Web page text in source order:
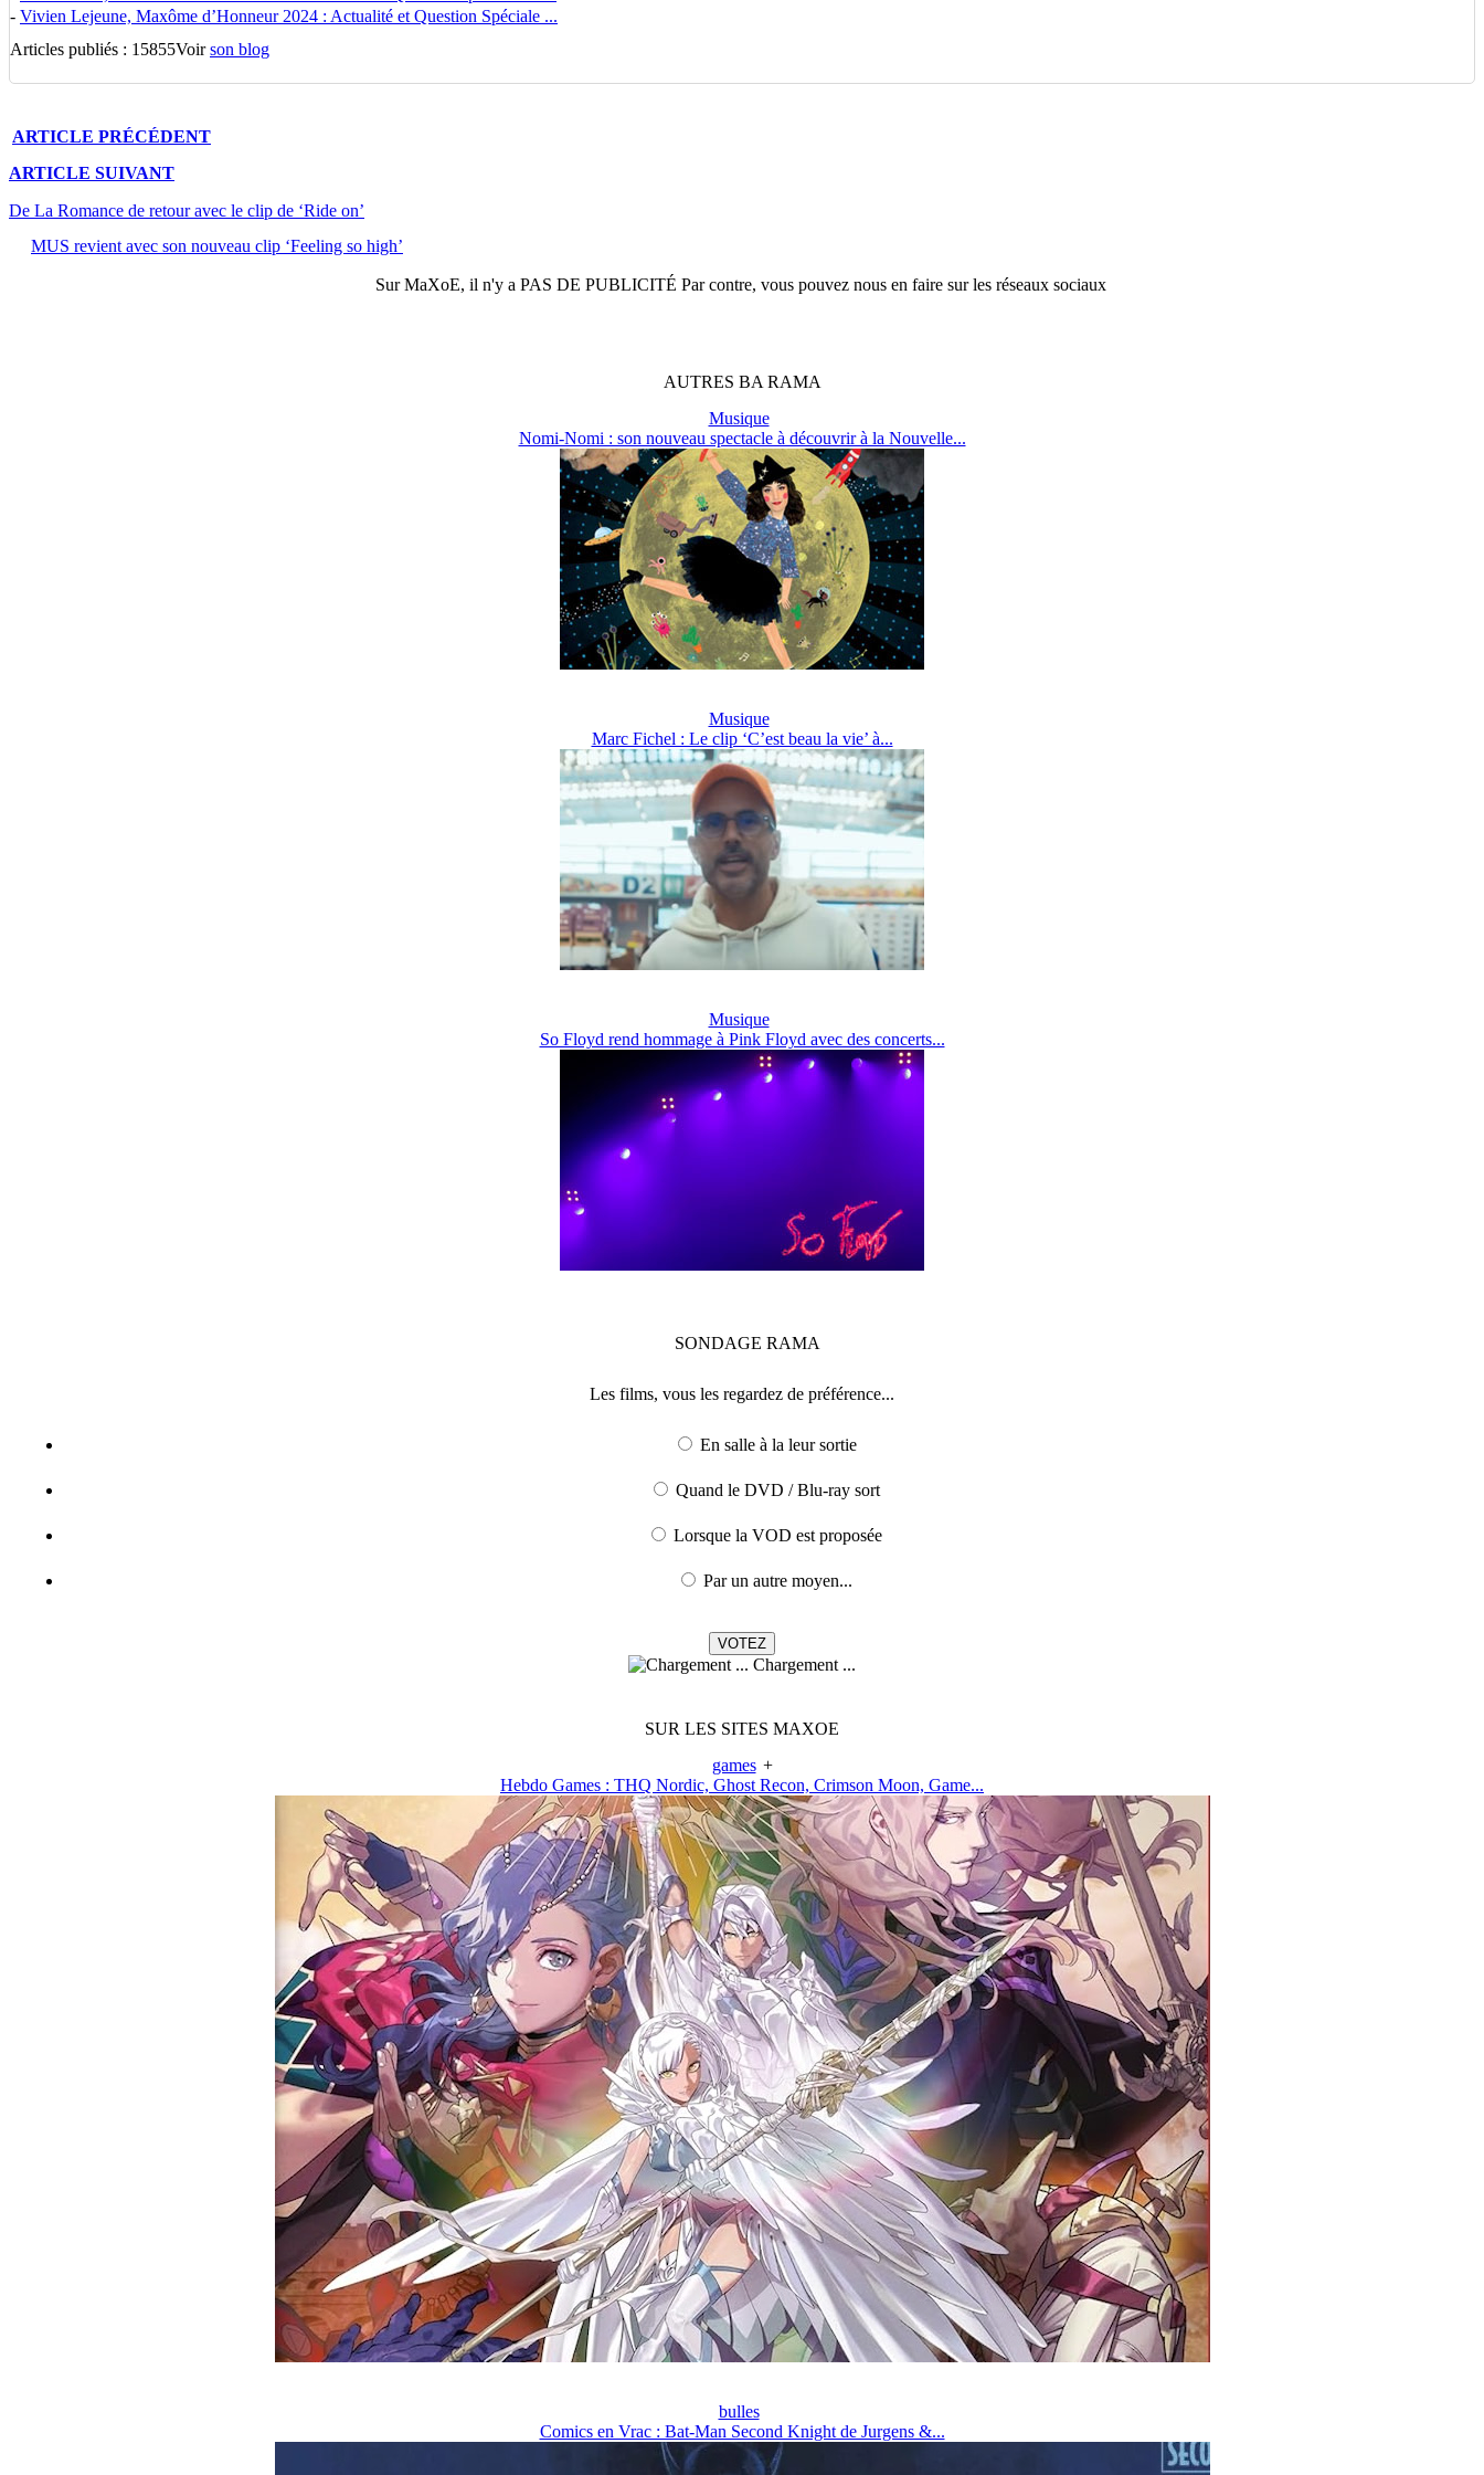
- Vivien Lejeune, Maxôme d’Honneur 2024 : Actualité et Question Spéciale ...
Articles publiés : 15855Voirson blog
ARTICLE PRÉCÉDENT
ARTICLE SUIVANT
De La Romance de retour avec le clip de ‘Ride on’
MUS revient avec son nouveau clip ‘Feeling so high’
SurMaXoE, il n'y a PAS DE PUBLICITÉ Par contre, vous pouvez nous en faire sur les réseaux sociaux
AUTRES BA RAMA
Musique
Nomi-Nomi : son nouveau spectacle à découvrir à la Nouvelle...
Musique
Marc Fichel : Le clip ‘C’est beau la vie’ à...
Musique
So Floyd rend hommage à Pink Floyd avec des concerts...
SONDAGE RAMA
Les films, vous les regardez de préférence...
En salle à la leur sortie
Quand le DVD / Blu-ray sort
Lorsque la VOD est proposée
Par un autre moyen...
Chargement ...
SUR LES SITES MAXOE
games +
Hebdo Games : THQ Nordic, Ghost Recon, Crimson Moon, Game...
bulles
Comics en Vrac : Bat-Man Second Knight de Jurgens &...